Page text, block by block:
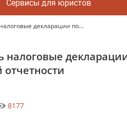
Сервисы для юристов
декларации по...
налоговые
8177